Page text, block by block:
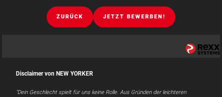
ZURÜCK JETZT BEWERBEN!
Disclaimer von NEW YORKER
"Dein Geschlecht spielt für uns keine Rolle. Aus Gründen der leichteren